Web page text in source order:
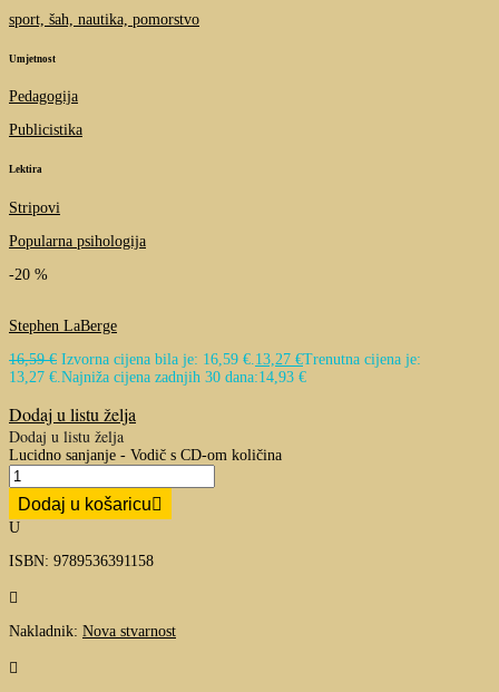
sport, šah, nautika, pomorstvo
Umjetnost
Pedagogija
Publicistika
Lektira
Stripovi
Popularna psihologija
-20 %
Stephen LaBerge
16,59€ Izvorna cijena bila je: 16,59 €.13,27 €Trenutna cijena je:
13,27 €.Najniža cijena zadnjih 30 dana:14,93 €
Dodaj u listu želja
Dodaj u listu želja
Lucidno sanjanje - Vodič s CD-om količina
Dodaj u košaricu
U
ISBN: 9789536391158

Nakladnik: Nova stvarnost
